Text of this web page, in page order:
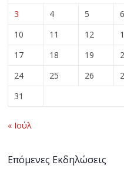
3
4 5 6
10
11 12
17
18 19
24
25 26
31
« Ιούλ
Επόμενες Εκδηλώσεις